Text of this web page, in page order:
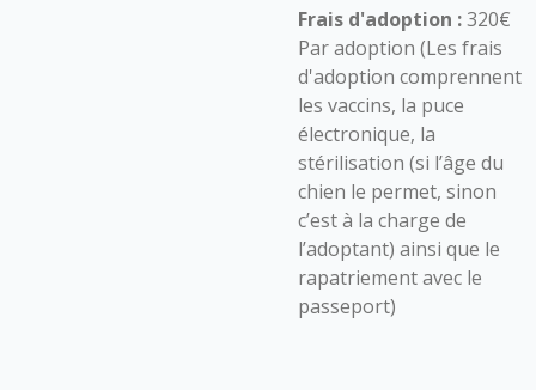
Frais d'adoption :320€
Par adoption (Les frais
d'adoption comprennent
les vaccins, la puce
électronique, la
stérilisation (si l’âge du
chien le permet, sinon
c’est à la charge de
l’adoptant) ainsi que le
rapatriement avec le
passeport)